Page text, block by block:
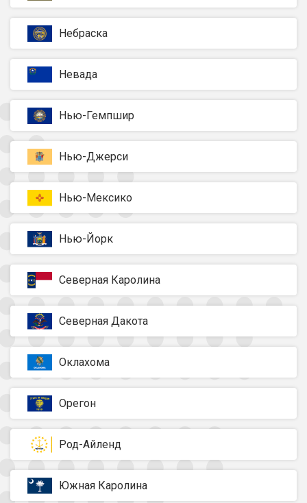
Небраска
Невада
Нью-Гемпшир
Нью-Джерси
Нью-Мексико
Нью-Йорк
Северная Каролина
Северная Дакота
Оклахома
Орегон
Род-Айленд
Южная Каролина